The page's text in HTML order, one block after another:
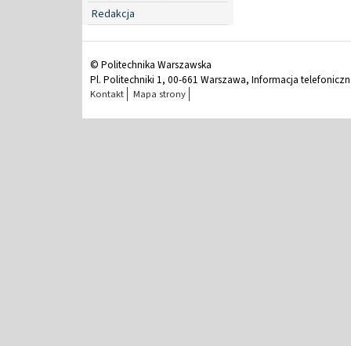
Redakcja
© Politechnika Warszawska
Pl. Politechniki 1, 00-661 Warszawa, Informacja
Kontakt Mapa strony